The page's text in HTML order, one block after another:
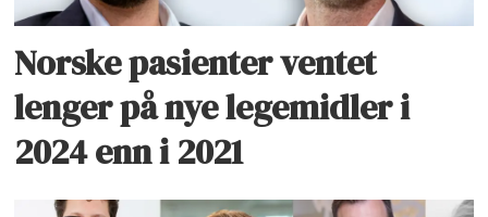
Norske pasienter ventet
lenger på nye legemidler i
2024 enn i 2021